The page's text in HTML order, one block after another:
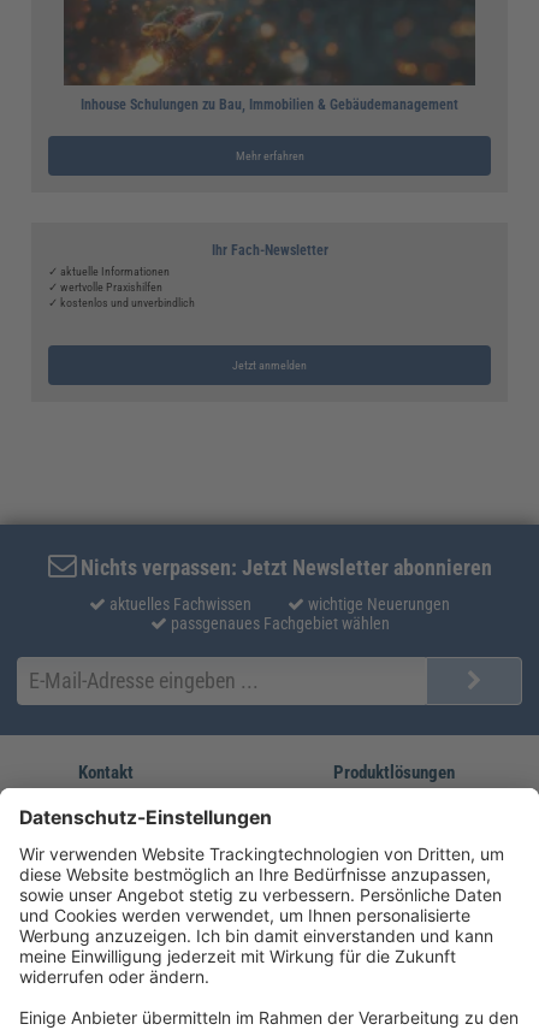
Inhouse Schulungen zu Bau, Immobilien & Gebäudemanagement
Mehr erfahren
Ihr Fach-Newsletter
✓ aktuelle Informationen
✓ wertvolle Praxishilfen
✓ kostenlos und unverbindlich
Jetzt anmelden
Nichts verpassen: Jetzt Newsletter abonnieren
aktuelles Fachwissen
wichtige Neuerungen
passgenaues Fachgebiet wählen
Kontakt
Sie erreichen uns unter:
(08233) 38 11 23
service@forum-verlag.com
Mo-Do 07:30 - 17:00 Uhr
Fr 07:30 - 15:00 Uhr
Produktlösungen
AKADEMIE HERKERT
Unsere Marken
Folgen Sie uns